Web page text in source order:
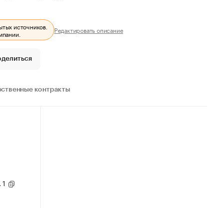
источников. Редактировать описание
контракты